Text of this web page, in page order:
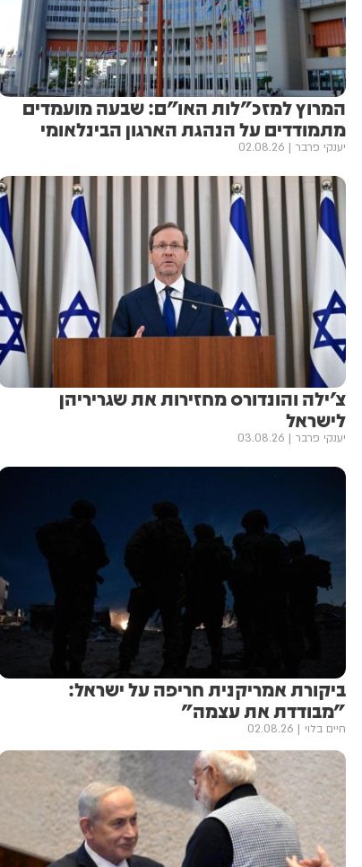
המרוץ למזכ"לות האו"ם: שבעה מועמדים
מתמודדים על הנהגת הארגון הבינלאומי
יענקי פרבר 02.08.26
צ׳ילה והונדורס מחזירות את שגריריהן
לישראל
יענקי פרבר 03.08.26
ביקורת אמריקנית חריפה על ישראל:
"מבודדת את עצמה"
חיים בלוי 02.08.26